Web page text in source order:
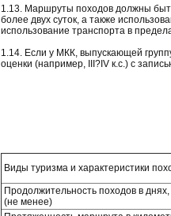
1.13. Маршруты походов должны
более двух суток, а также
использование транспорта в
1.14. Если у МКК, выпускающей
оценки (например, III?IV к.с.) с
Виды туризма и характеристики
Продолжительность походов в днях,
(не менее)